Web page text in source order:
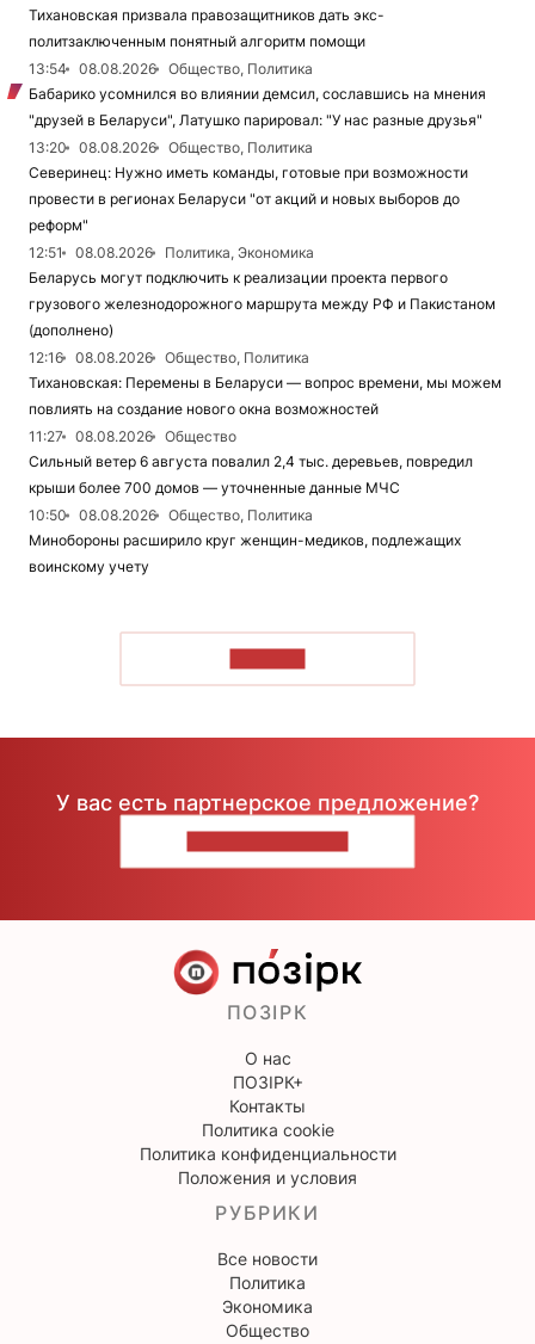
Тихановская призвала правозащитников дать экс-
политзаключенным понятный алгоритм помощи
13:54
08.08.2026
Общество, Политика
Бабарико усомнился во влиянии демсил, сославшись на мнения
"друзей в Беларуси", Латушко парировал: "У нас разные друзья"
13:20
08.08.2026
Общество, Политика
Северинец: Нужно иметь команды, готовые при возможности
провести в регионах Беларуси "от акций и новых выборов до
реформ"
12:51
08.08.2026
Политика, Экономика
Беларусь могут подключить к реализации проекта первого
грузового железнодорожного маршрута между РФ и Пакистаном
(дополнено)
12:16
08.08.2026
Общество, Политика
Тихановская: Перемены в Беларуси — вопрос времени, мы можем
повлиять на создание нового окна возможностей
11:27
08.08.2026
Общество
Сильный ветер 6 августа повалил 2,4 тыс. деревьев, повредил
крыши более 700 домов — уточненные данные МЧС
10:50
08.08.2026
Общество, Политика
Минобороны расширило круг женщин-медиков, подлежащих
воинскому учету
У вас есть партнерское предложение?
ПОЗІРК
О нас
ПОЗІРК+
Контакты
Политика cookie
Политика конфиденциальности
Положения и условия
РУБРИКИ
Все новости
Политика
Экономика
Общество